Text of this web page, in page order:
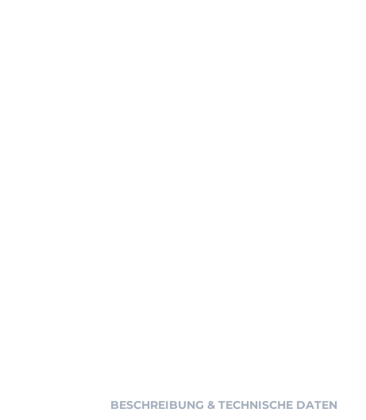
BESCHREIBUNG & TECHNISCHE DATEN